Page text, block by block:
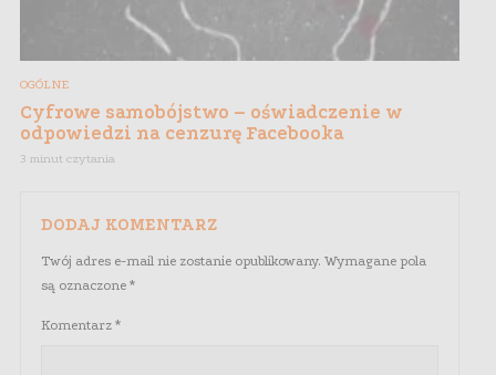
OGÓLNE
Cyfrowe samobójstwo – oświadczenie w
odpowiedzi na cenzurę Facebooka
3 minut czytania
DODAJ KOMENTARZ
Twój adres e-mail nie zostanie opublikowany. Wymagane pola
są oznaczone *
Komentarz *